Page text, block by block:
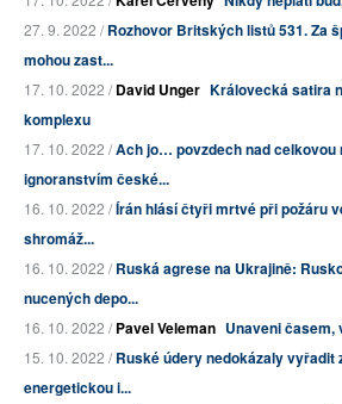
27. 9. 2022 /Rozhovor Britských listů 531. Za
mohou zast...
17. 10. 2022 /David Unger Královecká satira
komplexu
17. 10. 2022 /Ach jo… povzdech nad celkovou
ignoranstvím české...
16. 10. 2022 /Írán hlásí čtyři mrtvé při požáru
shromáž...
16. 10. 2022 /Ruská agrese na Ukrajině:
nucených depo...
16. 10. 2022 /Pavel Veleman Unaveni
15. 10. 2022 /Ruské údery nedokázaly vyřadit
energetickou i...